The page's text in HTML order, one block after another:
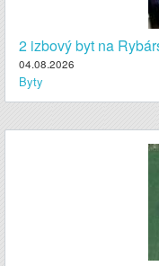
2 izbový byt na
04.08.2026
Byty